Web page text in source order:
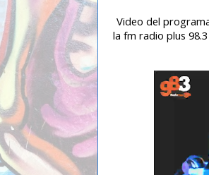
Video del
la fm radio plus